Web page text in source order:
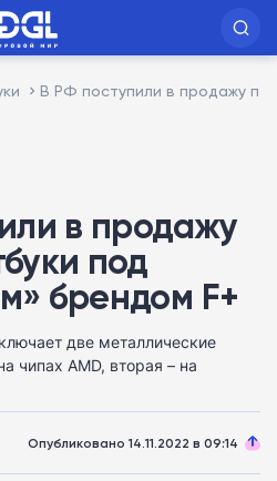
В РФ поступили в продажу
в продажу
под
брендом F+
две металлические
чипах AMD, вторая – на
Опубликовано 14.11.2022 в 09:14